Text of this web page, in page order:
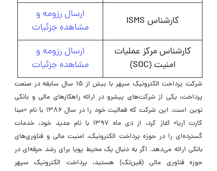
کارشناس ISMS
ارسال رزومه و
مشاهده جزئیات
کارشناس مرکز عملیات
امنیت (SOC)
ارسال رزومه و
مشاهده جزئیات
شرکت پرداخت الکترونیک سپهر با بیش از ۱۵ سال سابقه در صنعت
پرداخت، یکی از شرکت‌های پیشرو در ارائه راهکارهای مالی و بانکی
نوین است. این شرکت که فعالیت خود را در سال ۱۳۸۶ با نام «مبنا
کارت آریا» آغاز کرد، از دی ماه ۱۳۹۷ با نام جدید خود، خدمات
گسترده‌ای را در حوزه پرداخت الکترونیک، امنیت مالی و فناوری‌های
بانکی ارائه می‌دهد. اگر به دنبال یک محیط پویا برای رشد حرفه‌ای در
حوزه فناوری مالی (فین‌تک) هستید، پرداخت الکترونیک سپهر